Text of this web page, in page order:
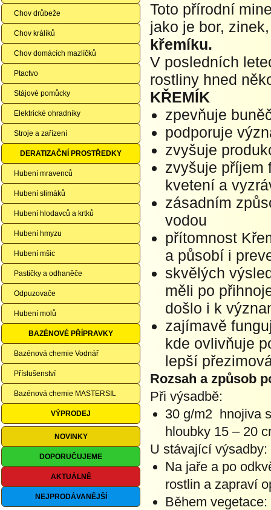
Chov drůbeže
Chov králíků
Chov domácích mazlíčků
Ptactvo
Stájové pomůcky
Elektrické ohradníky
Stroje a zařízení
DERATIZAČNÍ PROSTŘEDKY
Hubení mravenců
Hubení slimáků
Hubení hlodavců a krtků
Hubení hmyzu
Hubení mšic
Pastičky a odhaněče
Odpuzovače
Hubení molů
BAZÉNOVÉ PŘÍPRAVKY
Bazénová chemie Vodnář
Příslušenství
Bazénová chemie MASTERSIL
VÝPRODEJ
NOVINKY
DOPORUČUJEME
AKTUÁLNĚ
NEJPRODÁVANĚJŠÍ
Toto přírodní
jako je bor,
křemíku.
V posledních
rostliny hned
KŘEMÍK
zpevňuje
podporuje
zvyšuje
zvyšuje příjem
kvetení a
zásadním
vodou
přítomnost
a působí i
skvělých
měli po
došlo i k
zajímavě
kde ovlivňuje
lepší
Rozsah a způsob
Při výsadbě:
30 g/m2 hnojiva
hloubky 15 – 20
U stávající výsadby:
Na jaře a po
rostlin a zapraví
Během